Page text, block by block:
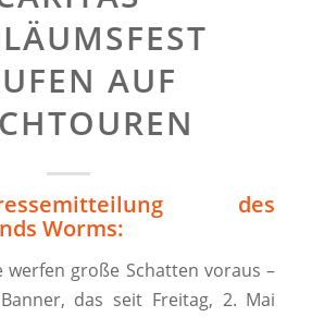
L
AUF H
des
Worms:
werfen große Schatten voraus –
das seit Freitag, 2. Mai